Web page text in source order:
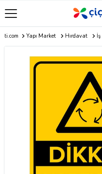
Yapı Market Hırdavat